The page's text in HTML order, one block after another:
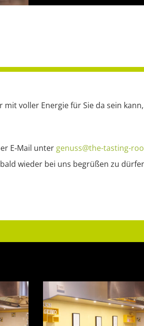
voller Energie für Sie da sein
E‑Mail unter genuss@the-tasting-
wieder bei uns begrüßen zu